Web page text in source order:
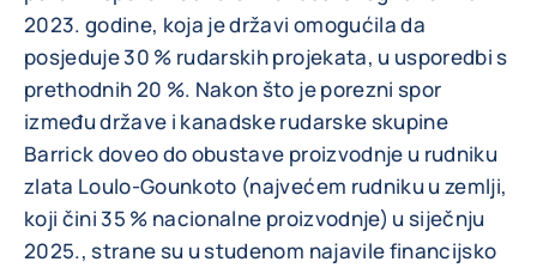
2023. godine, koja je državi omogućila da
posjeduje 30 % rudarskih projekata, u usporedbi s
prethodnih 20 %. Nakon što je porezni spor
između države i kanadske rudarske skupine
Barrick doveo do obustave proizvodnje u rudniku
zlata Loulo-Gounkoto (najvećem rudniku u zemlji,
koji čini 35 % nacionalne proizvodnje) u siječnju
2025., strane su u studenom najavile financijsko